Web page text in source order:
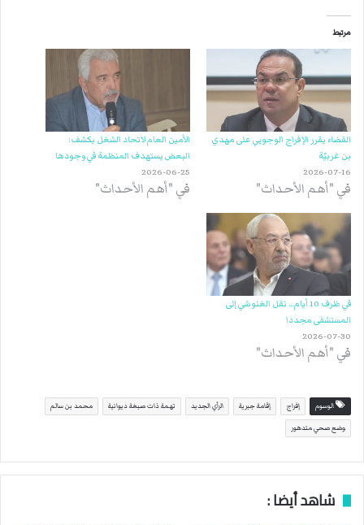
مرتبط
القضاء يقرر الإفراج الوجوبي على مهدي
بن غربيّة
2026-07-16
في "أهم الأحداث"
الأمين العام لاتحاد الشغل يكشف:
البعض يستهدف المنظمة في وجودها
2026-06-25
في "أهم الأحداث"
في ظرف 10 أيام… نقل الغنوشي إلى
المستشفى مجددا
2026-07-30
في "أهم الأحداث"
الوسوم إفراج إقامة جبرية الرأي الجديد تهمة ذات صبغة ديوانية محمد بن سالم
وضع صحي متدهور
شاهد أيضا :